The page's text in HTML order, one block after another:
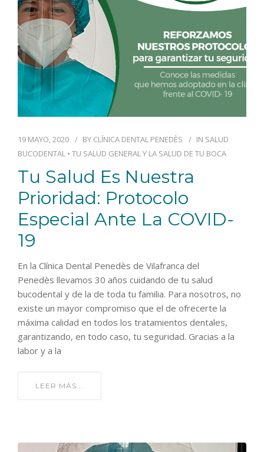
19 MAYO, 2020 BY CLÍNICA DENTAL PENEDÈS IN SALUD
BUCODENTAL • TU SALUD GENERAL Y LA SALUD DE TU BOCA
Tu Salud Es Nuestra
Prioridad: Protocolo
Especial Ante La COVID-
19
En la Clínica Dental Penedès de Vilafranca del
Penedès llevamos 30 años cuidando de tu salud
bucodental y de la de toda tu familia. Para nosotros, no
existe un mayor compromiso que el de ofrecerte la
máxima calidad en todos los tratamientos dentales,
garantizando, en todo caso, tu seguridad. Gracias a la
labor y a la
LEER MÁS...